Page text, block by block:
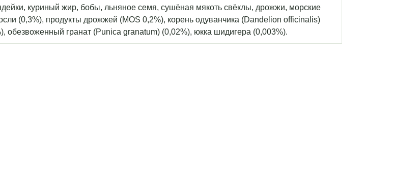
куриный жир, бобы, льняное семя, сушёная мякоть свёклы, дрожжи, морские
(0,3%), продукты дрожжей (MOS 0,2%), корень одуванчика (Dandelion officinalis)
обезвоженный гранат (Punica granatum) (0,02%), юкка шидигера (0,003%).